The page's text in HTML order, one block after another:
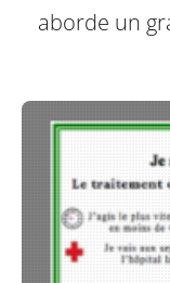
aborde un